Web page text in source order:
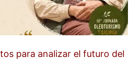
para analizar el futuro del